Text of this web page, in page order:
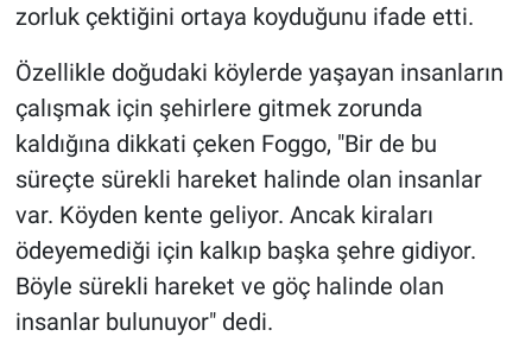
zorluk çektiğini ortaya koyduğunu ifade etti.
Özellikle doğudaki köylerde yaşayan insanların
çalışmak için şehirlere gitmek zorunda
kaldığına dikkati çeken Foggo, "Bir de bu
süreçte sürekli hareket halinde olan insanlar
var. Köyden kente geliyor. Ancak kiraları
ödeyemediği için kalkıp başka şehre gidiyor.
Böyle sürekli hareket ve göç halinde olan
insanlar bulunuyor" dedi.